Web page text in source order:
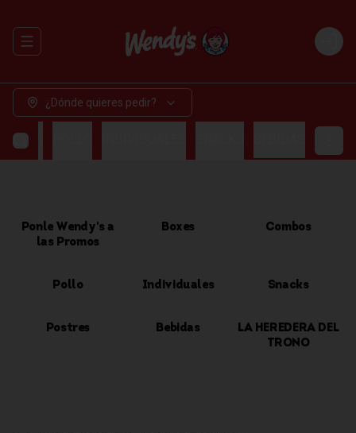
Abrir menu de navegación Login
¿Dónde quieres pedir?
Ponle Wendy's a
las Promos
Boxes Combos
Pollo Individuales Snacks
Postres Bebidas
LA HEREDERA DEL
TRONO